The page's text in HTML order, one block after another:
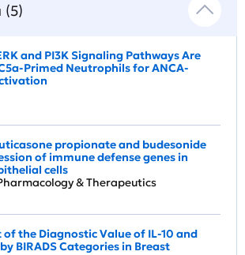
(5)
and PI3K Signaling Pathways Are
Primed Neutrophils for ANCA-
propionate and budesonide
of immune defense genes in
cells
& Therapeutics
of the Diagnostic Value of IL-10 and
BIRADS Categories in Breast